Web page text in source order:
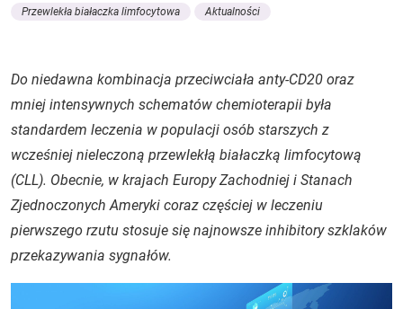
Przewlekła białaczka limfocytowa Aktualności
Do niedawna kombinacja przeciwciała anty-CD20 oraz
mniej intensywnych schematów chemioterapii była
standardem leczenia w populacji osób starszych z
wcześniej nieleczoną przewlekłą białaczką limfocytową
(CLL). Obecnie, w krajach Europy Zachodniej i Stanach
Zjednoczonych Ameryki coraz częściej w leczeniu
pierwszego rzutu stosuje się najnowsze inhibitory szklaków
przekazywania sygnałów.